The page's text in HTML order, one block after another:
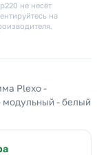
не несёт
на
Plexo -
модульный - белый